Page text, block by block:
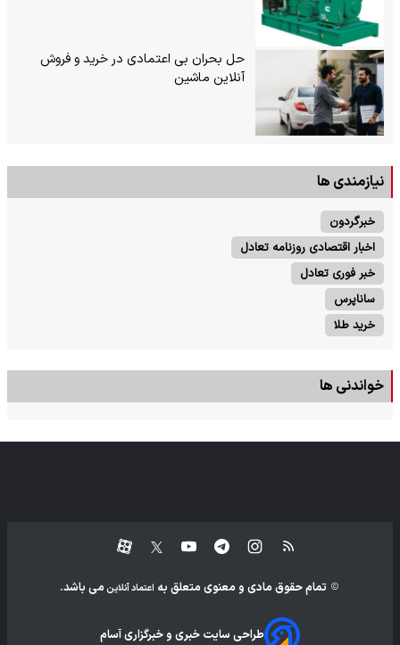
حل بحران بی‌ اعتمادی در خرید و فروش
آنلاین ماشین
نیازمندی ها
خبرگردون
اخبار اقتصادی روزنامه تعادل
خبر فوری تعادل
ساناپرس
خرید طلا
خواندنی ها
تمام حقوق مادی و معنوی متعلق به اعتماد آنلاین می باشد.
طراحی سایت خبری و خبرگزاری آسام